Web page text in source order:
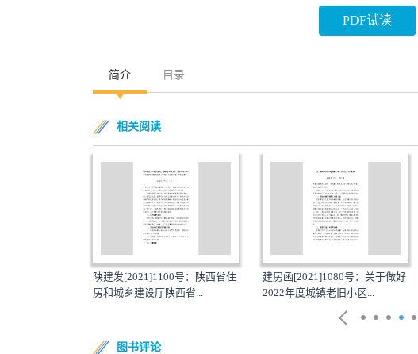
PDF试读
简介 目录
相关阅读
陕建发[2021]1100号：陕西省住
房和城乡建设厅陕西省...
建房函[2021]1080号：关于做好
2022年度城镇老旧小区...
图书评论